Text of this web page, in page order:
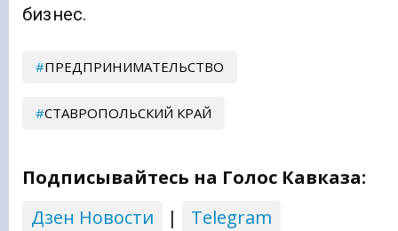
бизнес.
ПРЕДПРИНИМАТЕЛЬСТВО
СТАВРОПОЛЬСКИЙ КРАЙ
Подписывайтесь на Голос Кавказа:
Дзен Новости
| Telegram